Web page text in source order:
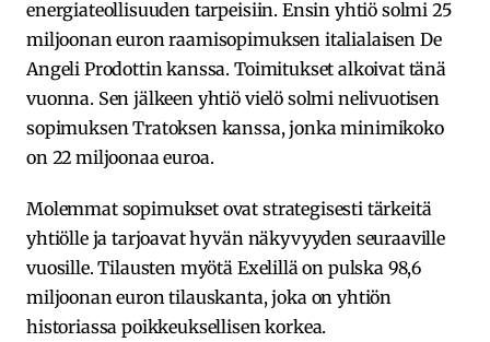
energiateollisuuden tarpeisiin. Ensin yhtiö solmi 25
miljoonan euron raamisopimuksen italialaisen De
Angeli Prodottin kanssa. Toimitukset alkoivat tänä
vuonna. Sen jälkeen yhtiö vielö solmi nelivuotisen
sopimuksen Tratoksen kanssa, jonka minimikoko
on 22 miljoonaa euroa.
Molemmat sopimukset ovat strategisesti tärkeitä
yhtiölle ja tarjoavat hyvän näkyvyyden seuraaville
vuosille. Tilausten myötä Exelillä on pulska 98,6
miljoonan euron tilauskanta, joka on yhtiön
historiassa poikkeuksellisen korkea.